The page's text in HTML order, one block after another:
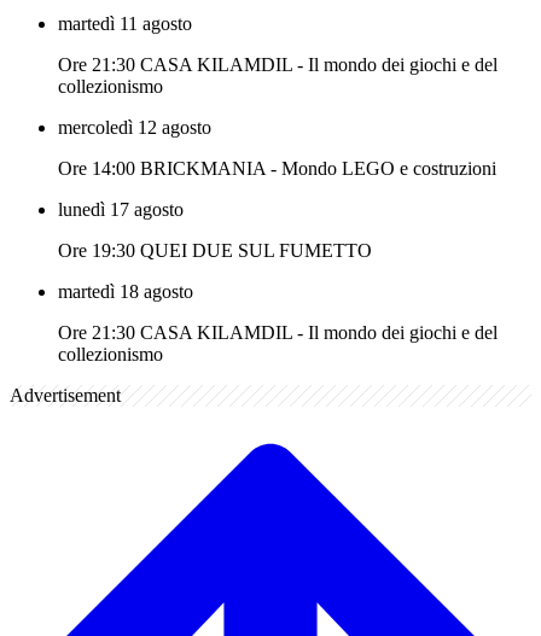
martedì 11 agosto
Ore 21:30 CASA KILAMDIL - Il mondo dei giochi e del
collezionismo
mercoledì 12 agosto
Ore 14:00 BRICKMANIA - Mondo LEGO e costruzioni
lunedì 17 agosto
Ore 19:30 QUEI DUE SUL FUMETTO
martedì 18 agosto
Ore 21:30 CASA KILAMDIL - Il mondo dei giochi e del
collezionismo
Advertisement